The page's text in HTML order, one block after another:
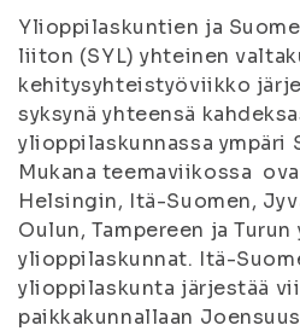
Ylioppilaskuntien ja
liiton (SYL) yhteinen
kehitysyhteistyöviikko
syksynä yhteensä
ylioppilaskunnassa ympäri
Mukana teemaviikossa
Helsingin, Itä-Suomen,
Oulun, Tampereen ja
ylioppilaskunnat. Itä-
ylioppilaskunta järjestää
paikkakunnallaan